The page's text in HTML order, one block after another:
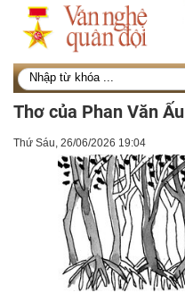
Thơ của Phan Văn Ấu
Thứ Sáu, 26/06/2026 19:04